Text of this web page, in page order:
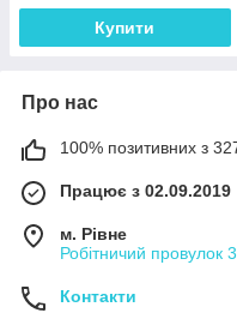
Купити
Про нас
100% позитивних з 327
Працює з 02.09.2019
м. Рівне
Робітничий провулок
Контакти